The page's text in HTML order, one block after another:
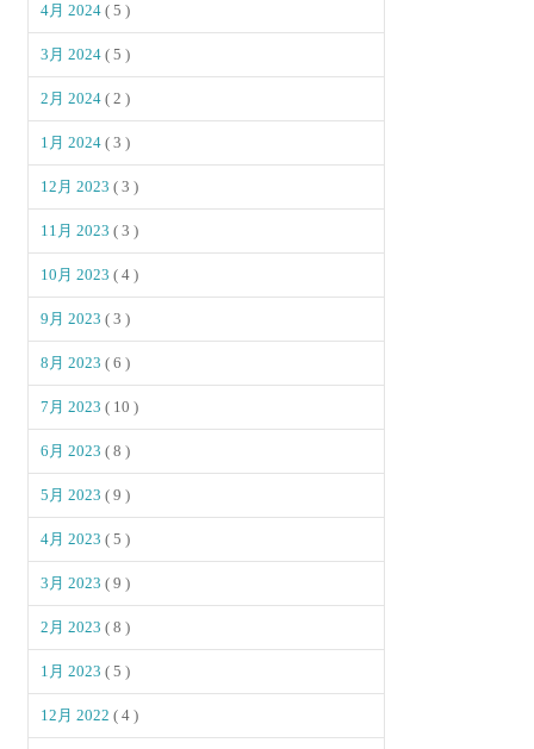
4月 2024( 5 )
3月 2024( 5 )
2月 2024( 2 )
1月 2024( 3 )
12月 2023( 3 )
11月 2023( 3 )
10月 2023( 4 )
9月 2023( 3 )
8月 2023( 6 )
7月 2023( 10 )
6月 2023( 8 )
5月 2023( 9 )
4月 2023( 5 )
3月 2023( 9 )
2月 2023( 8 )
1月 2023( 5 )
12月 2022( 4 )